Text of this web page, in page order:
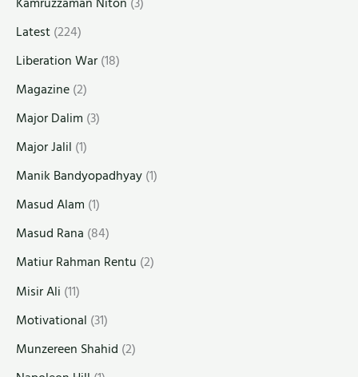
Latest(224)
Liberation War(18)
Magazine(2)
Major Dalim (3)
Major Jalil (1)
Manik Bandyopadhyay(1)
Masud Alam (1)
Masud Rana (84)
Matiur Rahman Rentu (2)
Misir Ali (11)
Motivational (31)
Munzereen Shahid (2)